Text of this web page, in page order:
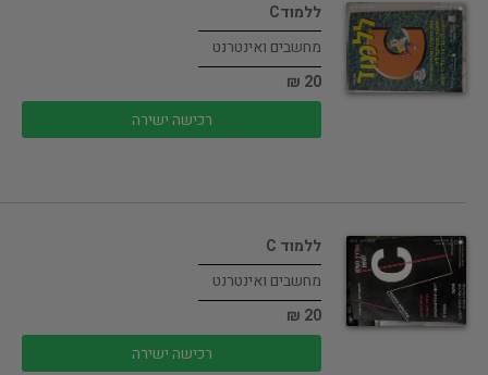
ללמודC
מחשבים ואינטרנט
20 ₪
רכישה ישירה
ללמוד C
מחשבים ואינטרנט
20 ₪
רכישה ישירה